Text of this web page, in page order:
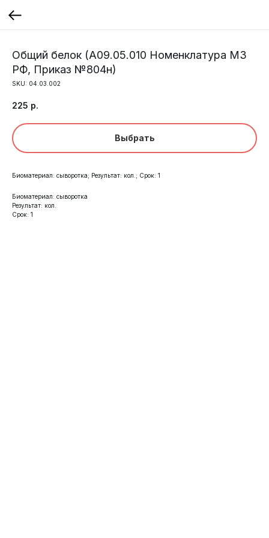
Общий белок (A09.05.010 Номенклатура МЗ
РФ, Приказ №804н)
SKU: 04.03.002
225 р.
Выбрать
Биоматериал: сыворотка; Результат: кол.; Срок: 1
Биоматериал: сыворотка
Результат: кол.
Срок: 1